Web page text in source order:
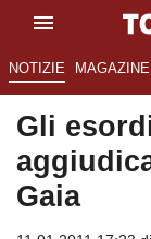
NOTIZIE MAGAZINE
Gli
Gaia